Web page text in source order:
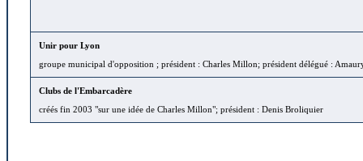
Unir pour Lyon
groupe municipal d'opposition ; président : Charles Millon; président délégué :
Clubs de l'Embarcadère
créés fin 2003 "sur une idée de Charles Millon"; président : Denis Broliquier